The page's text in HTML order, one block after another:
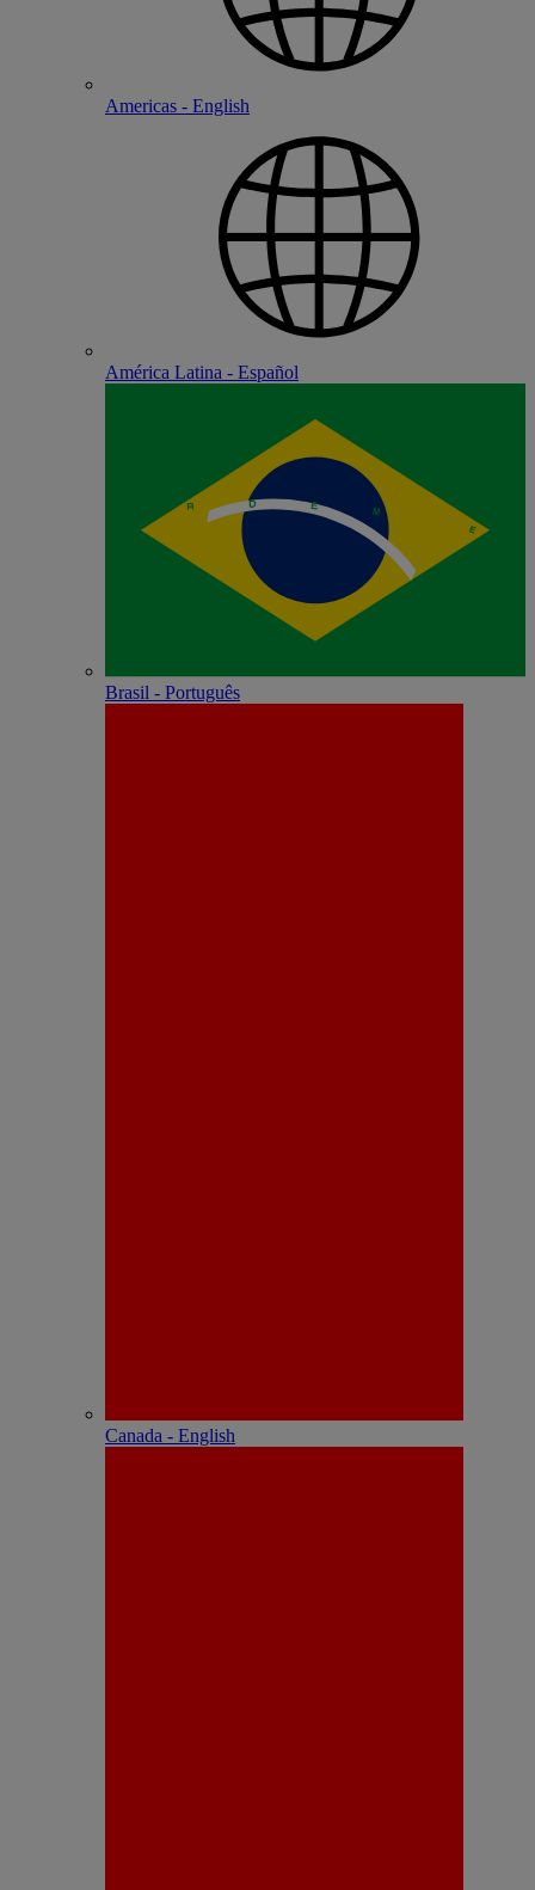
Americas - English
América Latina - Español
Brasil - Português
Canada - English